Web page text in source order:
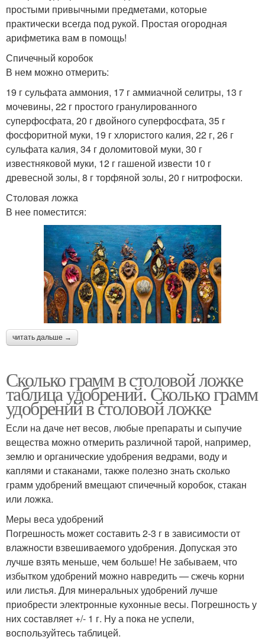
простыми привычными предметами, которые
практически всегда под рукой. Простая огородная
арифметика вам в помощь!
Спичечный коробок
В нем можно отмерить:
19 г сульфата аммония, 17 г аммиачной селитры, 13 г
мочевины, 22 г простого гранулированного
суперфосфата, 20 г двойного суперфосфата, 35 г
фосфоритной муки, 19 г хлористого калия, 22 г, 26 г
сульфата калия, 34 г доломитовой муки, 30 г
известняковой муки, 12 г гашеной извести 10 г
древесной золы, 8 г торфяной золы, 20 г нитрофоски.
Столовая ложка
В нее поместится:
читать дальше →
Сколько грамм в столовой ложке
таблица удобрений. Сколько грамм
удобрений в столовой ложке
Если на даче нет весов, любые препараты и сыпучие
вещества можно отмерить различной тарой, например,
землю и органические удобрения ведрами, воду и
каплями и стаканами, также полезно знать сколько
грамм удобрений вмещают спичечный коробок, стакан
или ложка.
Меры веса удобрений
Погрешность может составить 2-3 г в зависимости от
влажности взвешиваемого удобрения. Допуская это
лучше взять меньше, чем больше! Не забываем, что
избытком удобрений можно навредить — сжечь корни
или листья. Для минеральных удобрений лучше
приобрести электронные кухонные весы. Погрешность у
них составляет +/- 1 г. Ну а пока не успели,
воспользуйтесь таблицей.